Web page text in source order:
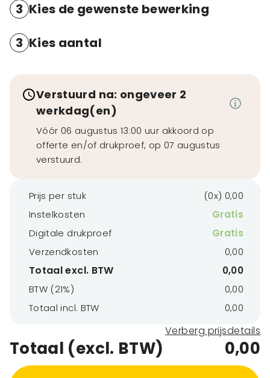
3 Kies de gewenste bewerking
3 Kies aantal
Verstuurd na: ongeveer 2
werkdag(en)
Vóór 06 augustus 13:00 uur akkoord op
offerte en/of drukproef, op 07 augustus
verstuurd.
Prijs per stuk
(0x) 0,00
Instelkosten
Gratis
Digitale drukproef
Gratis
Verzendkosten
0,00
Totaal excl. BTW
0,00
BTW (21%)
0,00
Totaal incl. BTW
0,00
Verberg prijsdetails
Totaal (excl. BTW) 0,00